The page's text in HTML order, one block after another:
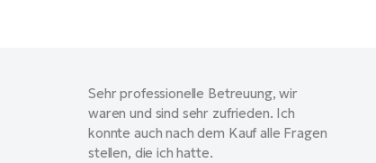
Sehr professionelle Betreuung, wir
waren und sind sehr zufrieden. Ich
konnte auch nach dem Kauf alle Fragen
stellen, die ich hatte.